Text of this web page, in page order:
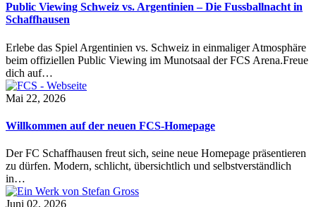
Public Viewing Schweiz vs. Argentinien – Die Fussballnacht in
Schaffhausen
Erlebe das Spiel Argentinien vs. Schweiz in einmaliger Atmosphäre
beim offiziellen Public Viewing im Munotsaal der FCS Arena.Freue
dich auf…
Mai 22, 2026
Willkommen auf der neuen FCS-Homepage
Der FC Schaffhausen freut sich, seine neue Homepage präsentieren
zu dürfen. Modern, schlicht, übersichtlich und selbstverständlich
in…
Juni 02, 2026